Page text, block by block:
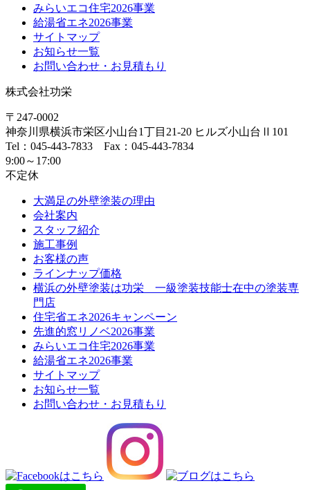
みらいエコ住宅2026事業
給湯省エネ2026事業
サイトマップ
お知らせ一覧
お問い合わせ・お見積もり
株式会社功栄
〒247-0002
神奈川県横浜市栄区小山台1丁目21-20 ヒルズ小山台Ⅱ101
Tel：045-443-7833 Fax：045-443-7834
9:00～17:00
不定休
大満足の外壁塗装の理由
会社案内
スタッフ紹介
施工事例
お客様の声
ラインナップ価格
横浜の外壁塗装は功栄 一級塗装技能士在中の塗装専
門店
住宅省エネ2026キャンペーン
先進的窓リノベ2026事業
みらいエコ住宅2026事業
給湯省エネ2026事業
サイトマップ
お知らせ一覧
お問い合わせ・お見積もり